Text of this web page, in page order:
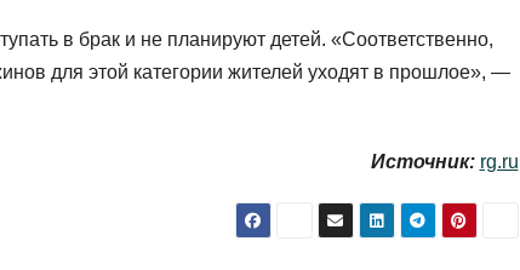
в брак и не планируют детей. «Соответственно,
для этой категории жителей уходят в прошлое», —
Источник: rg.ru